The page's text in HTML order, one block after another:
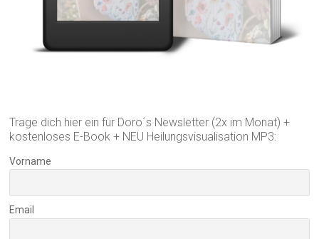
Trage dich hier ein für Doro´s Newsletter (2x im Monat) +
kostenloses E-Book + NEU Heilungsvisualisation MP3:
Vorname
Email